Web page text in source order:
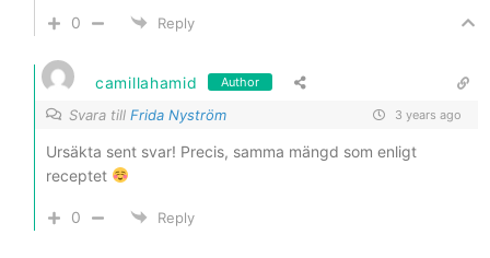
0 Reply
camillahamid Author
Svara till Frida Nyström 3 years ago
Ursäkta sent svar! Precis, samma mängd som enligt
receptet
0 Reply